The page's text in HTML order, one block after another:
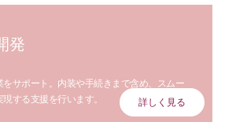
をサポート。内装や手続きまで含め、スムー
する支援を行います。
発
詳しく見る